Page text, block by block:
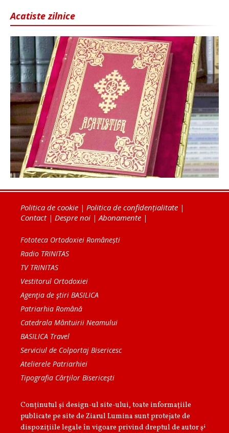
Acatiste zilnice
Politica de cookie | Politica de confidențialitate |
Contact| Despre noi | Abonamente |
Fototeca Ortodoxiei Românești
Radio TRINITAS
TV TRINITAS
Vestitorul Ortodoxiei
Agenţia de ştiri BASILICA
Patriarhia Română
Catedrala Mântuirii Neamului
BASILICA Travel
Serviciul de Colportaj Bisericesc
Atelierele Patriarhiei
Tipografia Cărţilor Bisericeşti
Conținutul și design-ul site-ului, toate informaţiile
publicate pe site de Ziarul Lumina sunt protejate de
dispoziţiile legale în vigoare privind dreptul de autor şi